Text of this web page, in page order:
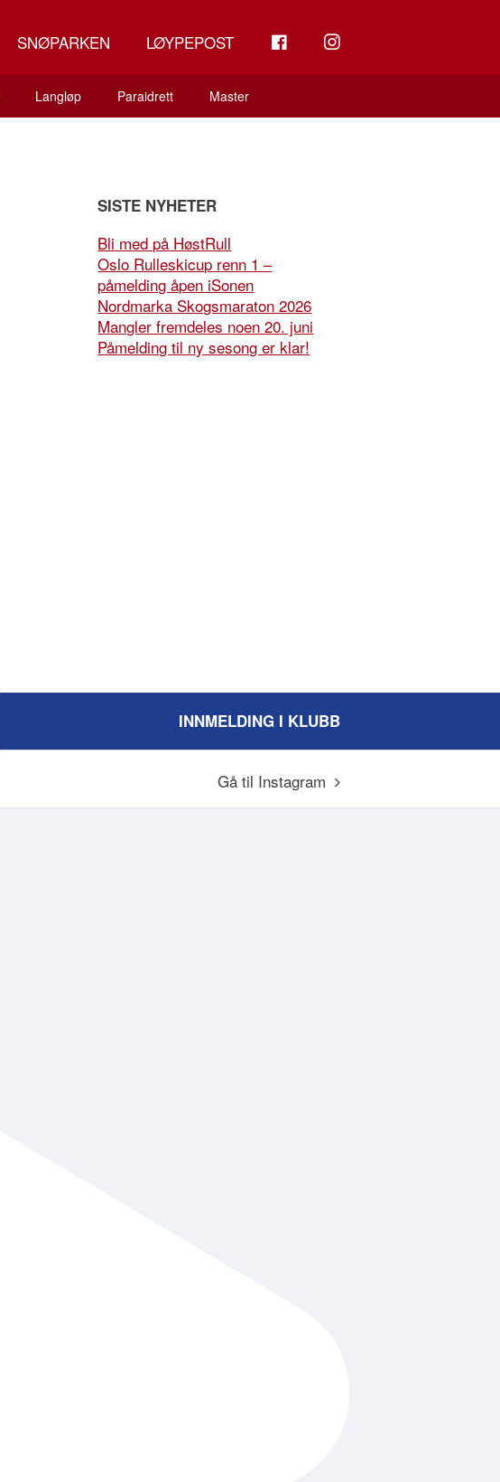
SNØPARKEN LØYPEPOST INSTAGRAM
Langløp Paraidrett Master
SISTE NYHETER
Bli med på HøstRull
Oslo Rulleskicup renn 1 –
påmelding åpen iSonen
Nordmarka Skogsmaraton 2026
Mangler fremdeles noen 20. juni
Påmelding til ny sesong er klar!
INNMELDING I KLUBB
Gå til Instagram